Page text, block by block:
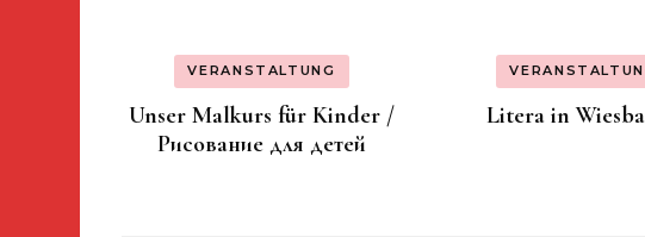
VERANSTALTUNG
Unser Malkurs für Kinder /
Рисование для детей
Litera in